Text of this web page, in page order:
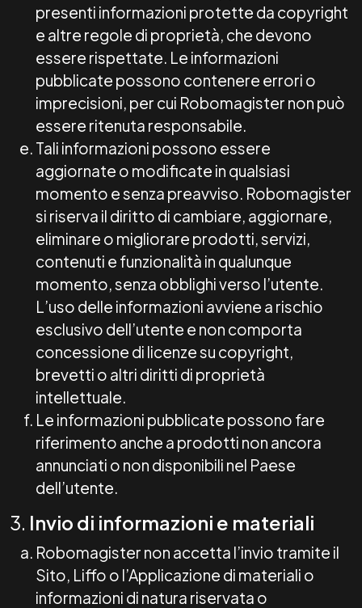
presenti informazioni protette da copyright
e altre regole di proprietà, che devono
essere rispettate. Le informazioni
pubblicate possono contenere errori o
imprecisioni, per cui Robomagister non può
essere ritenuta responsabile.
Tali informazioni possono essere
aggiornate o modificate in qualsiasi
momento e senza preavviso. Robomagister
si riserva il diritto di cambiare, aggiornare,
eliminare o migliorare prodotti, servizi,
contenuti e funzionalità in qualunque
momento, senza obblighi verso l’utente.
L’uso delle informazioni avviene a rischio
esclusivo dell’utente e non comporta
concessione di licenze su copyright,
brevetti o altri diritti di proprietà
intellettuale.
Le informazioni pubblicate possono fare
riferimento anche a prodotti non ancora
annunciati o non disponibili nel Paese
dell’utente.
3. Invio di informazioni e materiali
Robomagister non accetta l’invio tramite il
Sito, Liffo o l’Applicazione di materiali o
informazioni di natura riservata o